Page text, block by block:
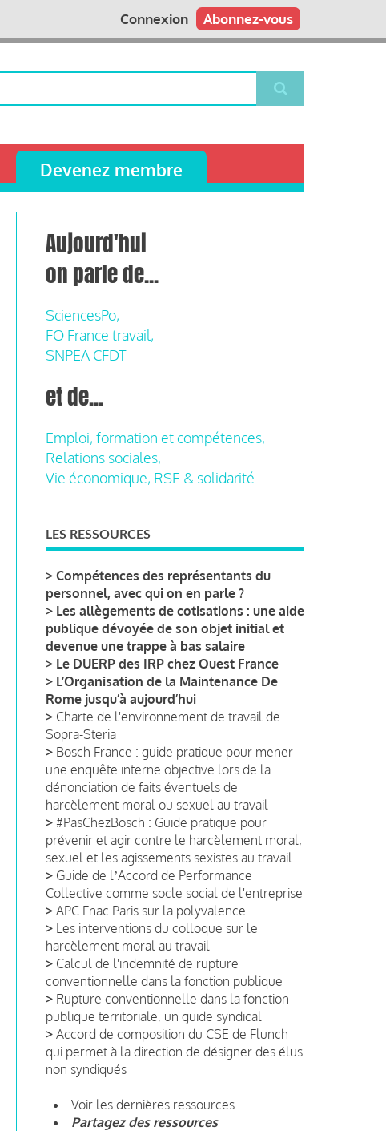
Abonnez-vous
Connexion
Devenez membre
Aujourd'hui
on parle de...
SciencesPo,
FO France travail,
SNPEA CFDT
et de...
Emploi, formation et compétences,
Relations sociales,
Vie économique, RSE & solidarité
LES RESSOURCES
> Compétences des représentants du
personnel, avec qui on en parle ?
> Les allègements de cotisations : une aide
publique dévoyée de son objet initial et
devenue une trappe à bas salaire
> Le DUERP des IRP chez Ouest France
> L’Organisation de la Maintenance De
Rome jusqu’à aujourd’hui
> Charte de l'environnement de travail de
Sopra-Steria
> Bosch France : guide pratique pour mener
une enquête interne objective lors de la
dénonciation de faits éventuels de
harcèlement moral ou sexuel au travail
> #PasChezBosch : Guide pratique pour
prévenir et agir contre le harcèlement moral,
sexuel et les agissements sexistes au travail
> Guide de lʼAccord de Performance
Collective comme socle social de l'entreprise
> APC Fnac Paris sur la polyvalence
> Les interventions du colloque sur le
harcèlement moral au travail
> Calcul de l'indemnité de rupture
conventionnelle dans la fonction publique
> Rupture conventionnelle dans la fonction
publique territoriale, un guide syndical
> Accord de composition du CSE de Flunch
qui permet à la direction de désigner des élus
non syndiqués
Voir les dernières ressources
Partagez des ressources